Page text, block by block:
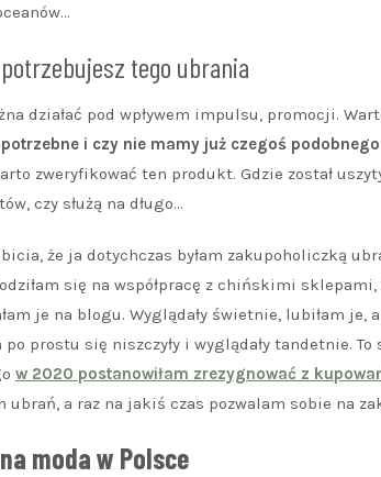
tego ubrania
działać pod wpływem impulsu, promocji.
i czy nie mamy już czegoś
zweryfikować ten produkt. Gdzie został
czy służą na długo…
że ja dotychczas byłam zakupoholiczką
się na współpracę z chińskimi
je na blogu. Wyglądały świetnie, lubiłam je,
prostu się niszczyły i wyglądały tandetnie.
w 2020 postanowiłam zrezygnować z
ubrań, a raz na jakiś czas pozwalam sobie na
moda w Polsce